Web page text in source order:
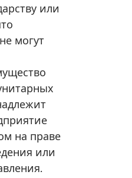
или
могут
на праве
или